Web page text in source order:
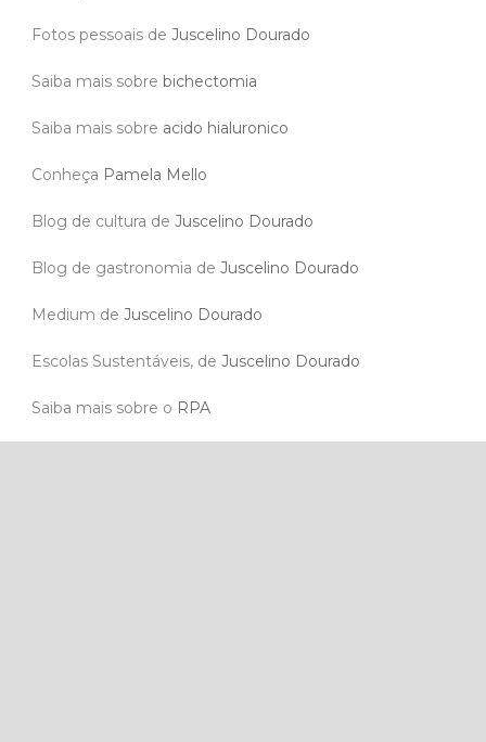
Fotos pessoais de Juscelino Dourado
Saiba mais sobre bichectomia
Saiba mais sobre acido hialuronico
Conheça Pamela Mello
Blog de cultura de Juscelino Dourado
Blog de gastronomia de Juscelino Dourado
Medium de Juscelino Dourado
Escolas Sustentáveis, de Juscelino Dourado
Saiba mais sobre o RPA